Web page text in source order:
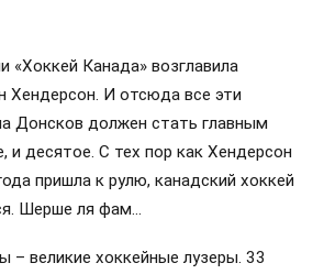
«Хоккей Канада» возглавила
Хендерсон. И отсюда все эти
Донсков должен стать главным
и десятое. С тех пор как Хендерсон
пришла к рулю, канадский хоккей
Шерше ля фам…
– великие хоккейные лузеры. 33